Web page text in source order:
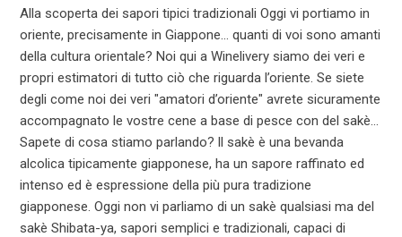
Alla scoperta dei sapori tipici tradizionali Oggi vi portiamo in
oriente, precisamente in Giappone… quanti di voi sono amanti
della cultura orientale? Noi qui a Winelivery siamo dei veri e
propri estimatori di tutto ciò che riguarda l’oriente. Se siete
degli come noi dei veri "amatori d’oriente" avrete sicuramente
accompagnato le vostre cene a base di pesce con del sakè…
Sapete di cosa stiamo parlando? ll sakè è una bevanda
alcolica tipicamente giapponese, ha un sapore raffinato ed
intenso ed è espressione della più pura tradizione
giapponese. Oggi non vi parliamo di un sakè qualsiasi ma del
sakè Shibata-ya, sapori semplici e tradizionali, capaci di